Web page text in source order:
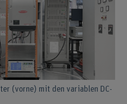
(vorne) mit den variablen DC-